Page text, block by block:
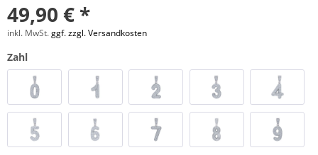
49,90 € *
inkl. MwSt.ggf. zzgl. Versandkosten
Zahl